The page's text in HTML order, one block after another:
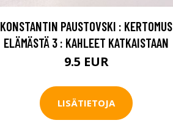
KONSTANTIN PAUSTOVSKI : KERTOMUS
ELÄMÄSTÄ 3 : KAHLEET KATKAISTAAN
9.5 EUR
LISÄTIETOJA